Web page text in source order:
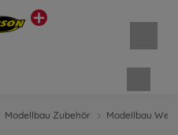
Modellbau Zubehör Modellbau